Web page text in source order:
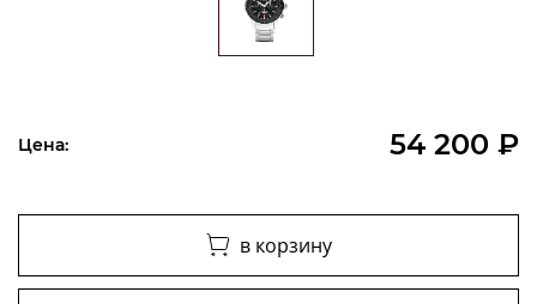
Цена: 54 200 ₽
в корзину